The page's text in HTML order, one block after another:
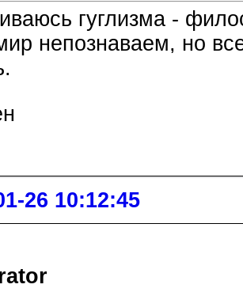
гуглизма -
непознаваем, но
26 10:12:45